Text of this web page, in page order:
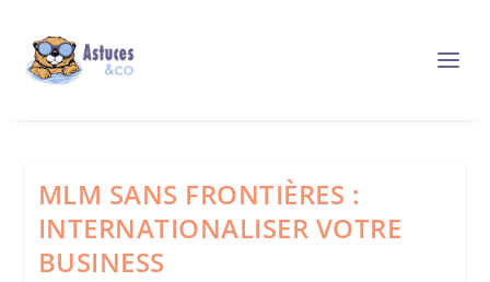
MLM SANS FRONTIÈRES :
INTERNATIONALISER VOTRE
BUSINESS